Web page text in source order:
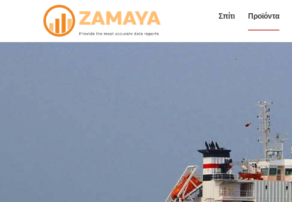
Σπίτι Προϊόντα